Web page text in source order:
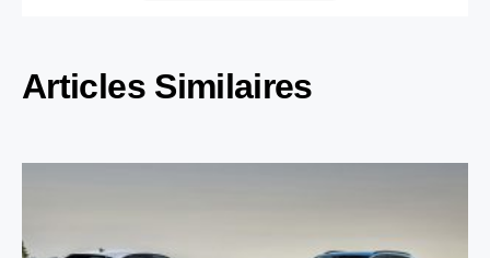
Articles Similaires